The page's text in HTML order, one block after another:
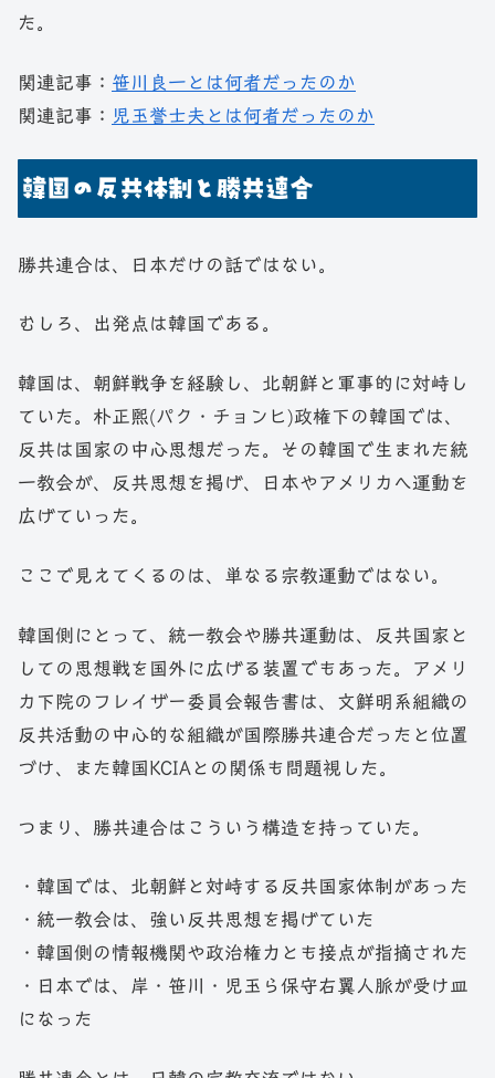
た。
関連記事： 笹川良一とは何者だったのか
関連記事： 児玉誉士夫とは何者だったのか
韓国の反共体制と勝共連合
勝共連合は、日本だけの話ではない。
むしろ、出発点は韓国である。
韓国は、朝鮮戦争を経験し、北朝鮮と軍事的に対峙し
ていた。朴正煕(パク・チョンヒ)政権下の韓国では、
反共は国家の中心思想だった。その韓国で生まれた統
一教会が、反共思想を掲げ、日本やアメリカへ運動を
広げていった。
ここで見えてくるのは、単なる宗教運動ではない。
韓国側にとって、統一教会や勝共運動は、反共国家と
しての思想戦を国外に広げる装置でもあった。アメリ
カ下院のフレイザー委員会報告書は、文鮮明系組織の
反共活動の中心的な組織が国際勝共連合だったと位置
づけ、また韓国KCIAとの関係も問題視した。
つまり、勝共連合はこういう構造を持っていた。
・韓国では、北朝鮮と対峙する反共国家体制があった
・統一教会は、強い反共思想を掲げていた
・韓国側の情報機関や政治権力とも接点が指摘された
・日本では、岸・笹川・児玉ら保守右翼人脈が受け皿
になった